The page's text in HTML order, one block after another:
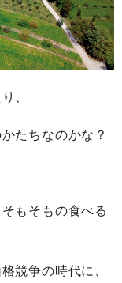
、
たちなのかな？
もそもの食べる
競争の時代に、